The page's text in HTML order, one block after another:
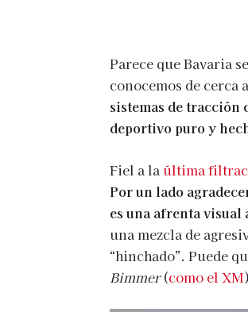
Parece que Bavaria
conocemos de cerca
sistemas de tracción
deportivo puro y
Fiel a la última
Por un lado
es una afrenta visual
una mezcla de
“hinchado”. Puede
Bimmer(como el XM